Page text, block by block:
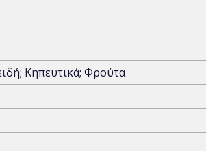
Κηπευτικά; Φρούτα